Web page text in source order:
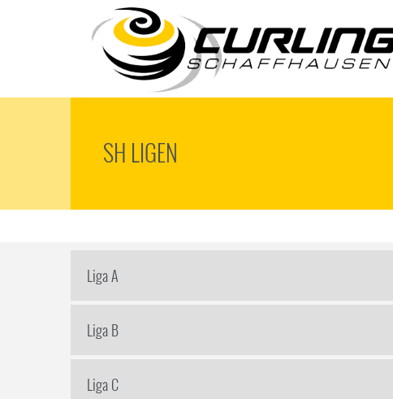
SH LIGEN
Liga A
Liga B
Liga C